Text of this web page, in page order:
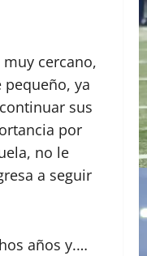
cercano,
ya
sus
por
no le
a seguir
años y.…